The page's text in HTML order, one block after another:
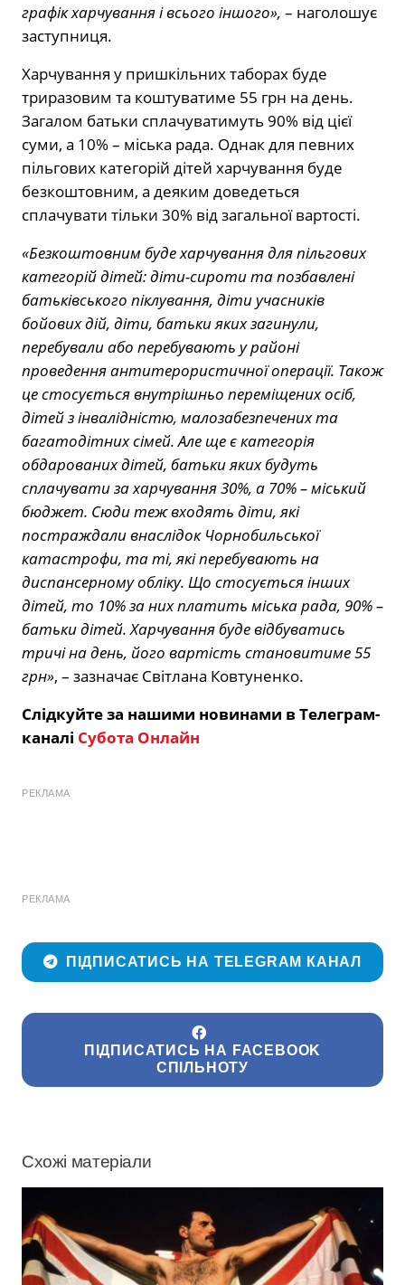
графік харчування і всього іншого», – наголошує
заступниця.
Харчування у пришкільних таборах буде
триразовим та коштуватиме 55 грн на день.
Загалом батьки сплачуватимуть 90% від цієї
суми, а 10% – міська рада. Однак для певних
пільгових категорій дітей харчування буде
безкоштовним, а деяким доведеться
сплачувати тільки 30% від загальної вартості.
«Безкоштовним буде харчування для пільгових
категорій дітей: діти-сироти та позбавлені
батьківського піклування, діти учасників
бойових дій, діти, батьки яких загинули,
перебували або перебувають у районі
проведення антитерористичної операції. Також
це стосується внутрішньо переміщених осіб,
дітей з інвалідністю, малозабезпечених та
багатодітних сімей. Але ще є категорія
обдарованих дітей, батьки яких будуть
сплачувати за харчування 30%, а 70% – міський
бюджет. Сюди теж входять діти, які
постраждали внаслідок Чорнобильської
катастрофи, та ті, які перебувають на
диспансерному обліку. Що стосується інших
дітей, то 10% за них платить міська рада, 90% –
батьки дітей. Харчування буде відбуватись
тричі на день, його вартість становитиме 55
грн», – зазначає Світлана Ковтуненко.
Слідкуйте за нашими новинами в Телеграм-
каналі Субота Онлайн
РЕКЛАМА
РЕКЛАМА
ПІДПИСАТИСЬ НА TELEGRAM КАНАЛ
ПІДПИСАТИСЬ НА FACEBOOK
СПІЛЬНОТУ
Схожі матеріали